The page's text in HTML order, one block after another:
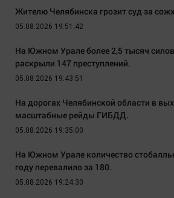
Жителю Челябинска грозит суд за
05.08.2026 19:51:42
На Южном Урале более 2,5 тысяч
раскрыли 147 преступлений.
05.08.2026 19:43:51
На дорогах Челябинской области в
масштабные рейды ГИБДД.
05.08.2026 19:35:00
На Южном Урале количество
году перевалило за 180.
05.08.2026 19:24:30